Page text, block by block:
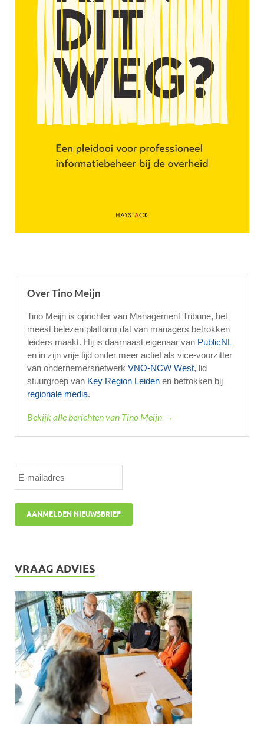
Over Tino Meijn
Tino Meijn is oprichter van Management Tribune, het
meest belezen platform dat van managers betrokken
leiders maakt. Hij is daarnaast eigenaar van PublicNL
en in zijn vrije tijd onder meer actief als vice-voorzitter
van ondernemersnetwerk VNO-NCW West, lid
stuurgroep van Key Region Leiden en betrokken bij
regionale media.
Bekijk alle berichten van Tino Meijn →
VRAAG ADVIES